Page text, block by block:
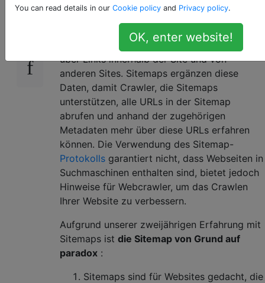
249 Wir verwenden eineSitemapfür Stack
Overflow, aber ich habe gemischte Gefühle.
Webcrawler erkennen Seiten normalerweise
über Links innerhalb der Site und von
anderen Sites. Sitemaps ergänzen diese
Daten, damit Crawler, die Sitemaps
unterstützen, alle URLs in der Sitemap
abrufen und anhand der zugehörigen
Metadaten mehr über diese URLs erfahren
können. Die Verwendung des Sitemap-
Protokolls garantiert nicht, dass Webseiten in
Suchmaschinen enthalten sind, bietet jedoch
Hinweise für Webcrawler, um das Crawlen
Ihrer Website zu verbessern.
Aufgrund unserer zweijährigen Erfahrung mit
Sitemaps ist die Sitemap von Grund auf
paradox :
Sitemaps sind für Websites gedacht, die
You can read details in our Cookie policy and Privacy policy.
OK, enter website!